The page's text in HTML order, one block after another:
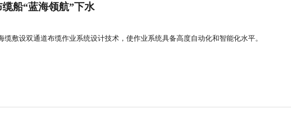
船“蓝海领航”下水
缆敷设双通道布缆作业系统设计技术，使作业系统具备高度自动化和智能化水平。